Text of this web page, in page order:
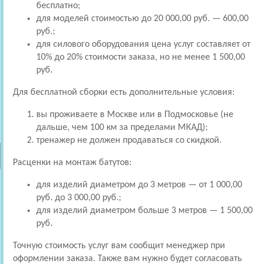
бесплатно;
для моделей стоимостью до 20 000,00 руб. — 600,00
руб.;
для силового оборудования цена услуг составляет от
10% до 20% стоимости заказа, но не менее 1 500,00
руб.
Для бесплатной сборки есть дополнительные условия:
вы проживаете в Москве или в Подмосковье (не
дальше, чем 100 км за пределами МКАД);
тренажер не должен продаваться со скидкой.
Расценки на монтаж батутов:
для изделий диаметром до 3 метров — от 1 000,00
руб. до 3 000,00 руб.;
для изделий диаметром больше 3 метров — 1 500,00
руб.
Точную стоимость услуг вам сообщит менеджер при
оформлении заказа. Также вам нужно будет согласовать